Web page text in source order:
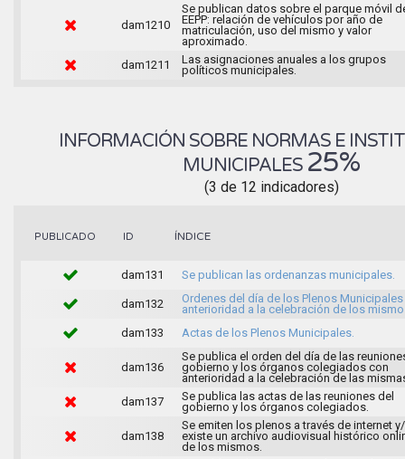
dam1210
Se publican datos sobre el parque móvil
EEPP: relación de vehículos por año de
matriculación, uso del mismo y valor
aproximado.
dam1211
Las asignaciones anuales a los grupos
políticos municipales.
INFORMACIÓN SOBRE NORMAS E
MUNICIPALES 25%
(3 de 12 indicadores)
PUBLICADO ID ÍNDICE
dam131 Se publican las ordenanzas municipales.
dam132
Ordenes del día de los Plenos
anterioridad a la celebración de los
dam133
Actas de los Plenos Municipales.
dam136
Se publica el orden del día de las
gobierno y los órganos colegiados con
anterioridad a la celebración de las
dam137
Se publica las actas de las reuniones del
gobierno y los órganos colegiados.
dam138
Se emiten los plenos a través de internet
existe un archivo audiovisual histórico
de los mismos.